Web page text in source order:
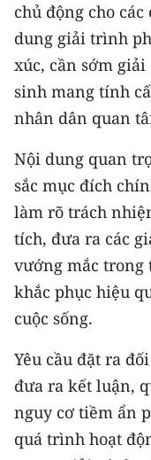
Chuyên trang Hà
Chuyên trang TP.
CHUYÊN ĐỀ
VỀ BÁO NHÂN DÂN
THỜI NAY
NHÂN DÂN CUỐI
NHÂN DÂN HẰNG
MUA BÁO
ĐỌC BÁO IN
chủ động cho
dung giải trình
xúc, cần sớm
sinh mang tính
nhân dân quan
Nội dung quan
sắc mục đích
làm rõ trách
tích, đưa ra các
vướng mắc trong
khắc phục hiệu
cuộc sống.
Yêu cầu đặt ra
đưa ra kết luận,
nguy cơ tiềm ẩn
quá trình hoạt